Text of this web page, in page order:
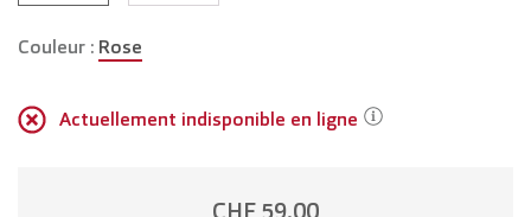
Couleur : Rose
Actuellement indisponible en ligne